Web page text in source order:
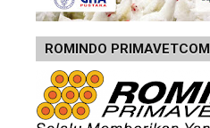
ROMINDO PRIMAVETCOM